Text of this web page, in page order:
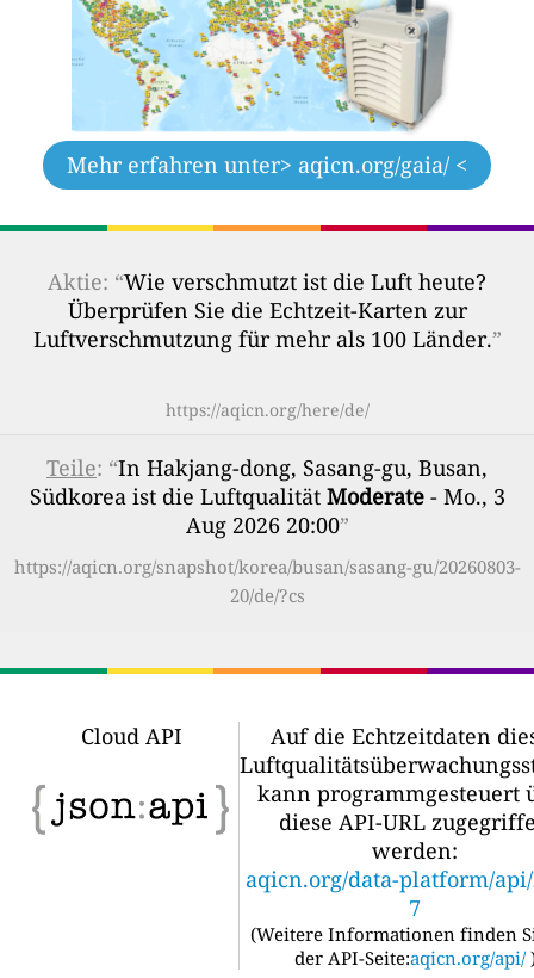
Mehr erfahren unter> aqicn.org/gaia/ <
Aktie: “Wie verschmutzt ist die Luft heute?
Überprüfen Sie die Echtzeit-Karten zur
Luftverschmutzung für mehr als 100 Länder.”
https://aqicn.org/here/de/
Teile: “In Hakjang-dong, Sasang-gu, Busan,
Südkorea ist die Luftqualität Moderate- Mo., 3
Aug 2026 20:00”
https://aqicn.org/snapshot/korea/busan/sasang-gu/20260803-
20/de/?cs
Cloud API
Auf die Echtzeitdaten
kann programmgesteuert
diese API-URL
werden:
aqicn.org/data-platform/
7
(Weitere Informationen finden
der API-Seite:aqicn.org/api/